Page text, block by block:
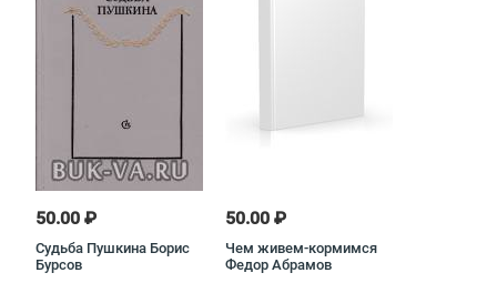
50.00 ₽
Судьба Пушкина Борис
Бурсов
50.00 ₽
Чем живем-кормимся
Федор Абрамов